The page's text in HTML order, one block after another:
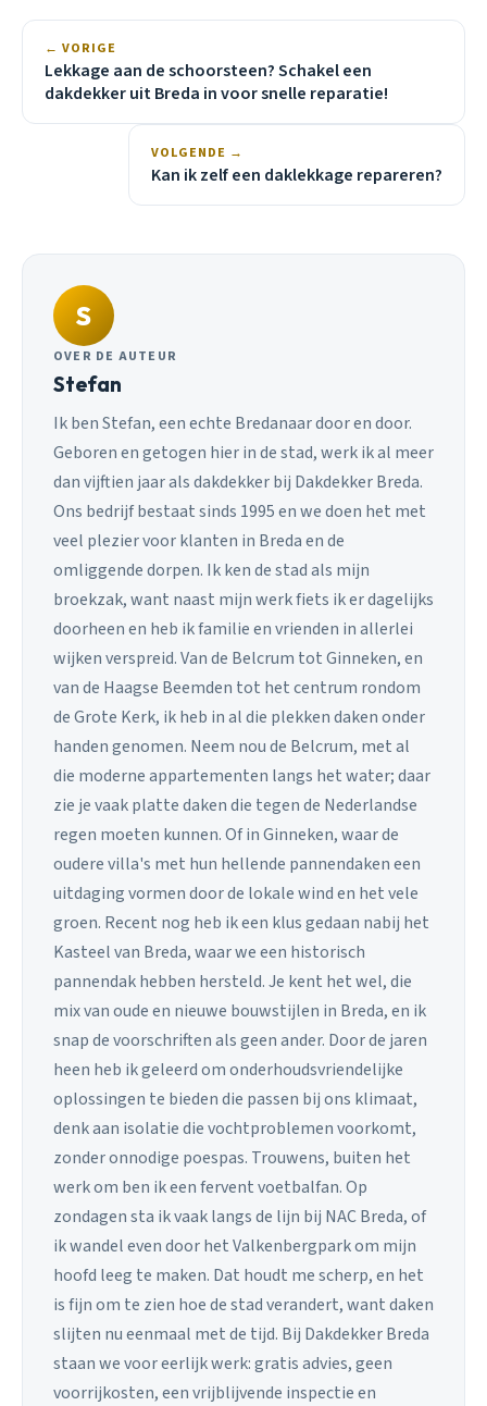
← VORIGE
Lekkage aan de schoorsteen? Schakel een
dakdekker uit Breda in voor snelle reparatie!
VOLGENDE →
Kan ik zelf een daklekkage repareren?
S
OVER DE AUTEUR
Stefan
Ik ben Stefan, een echte Bredanaar door en door.
Geboren en getogen hier in de stad, werk ik al meer
dan vijftien jaar als dakdekker bij Dakdekker Breda.
Ons bedrijf bestaat sinds 1995 en we doen het met
veel plezier voor klanten in Breda en de
omliggende dorpen. Ik ken de stad als mijn
broekzak, want naast mijn werk fiets ik er dagelijks
doorheen en heb ik familie en vrienden in allerlei
wijken verspreid. Van de Belcrum tot Ginneken, en
van de Haagse Beemden tot het centrum rondom
de Grote Kerk, ik heb in al die plekken daken onder
handen genomen. Neem nou de Belcrum, met al
die moderne appartementen langs het water; daar
zie je vaak platte daken die tegen de Nederlandse
regen moeten kunnen. Of in Ginneken, waar de
oudere villa's met hun hellende pannendaken een
uitdaging vormen door de lokale wind en het vele
groen. Recent nog heb ik een klus gedaan nabij het
Kasteel van Breda, waar we een historisch
pannendak hebben hersteld. Je kent het wel, die
mix van oude en nieuwe bouwstijlen in Breda, en ik
snap de voorschriften als geen ander. Door de jaren
heen heb ik geleerd om onderhoudsvriendelijke
oplossingen te bieden die passen bij ons klimaat,
denk aan isolatie die vochtproblemen voorkomt,
zonder onnodige poespas. Trouwens, buiten het
werk om ben ik een fervent voetbalfan. Op
zondagen sta ik vaak langs de lijn bij NAC Breda, of
ik wandel even door het Valkenbergpark om mijn
hoofd leeg te maken. Dat houdt me scherp, en het
is fijn om te zien hoe de stad verandert, want daken
slijten nu eenmaal met de tijd. Bij Dakdekker Breda
staan we voor eerlijk werk: gratis advies, geen
voorrijkosten, een vrijblijvende inspectie en